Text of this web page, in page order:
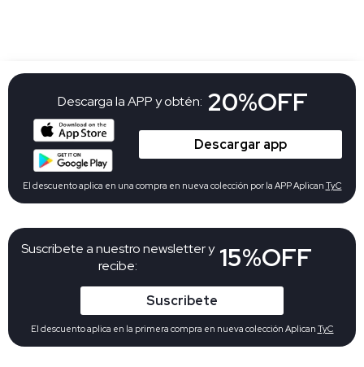
Suscribete a nuestro newsletter y
recibe:
15%OFF
Suscribete
El descuento aplica en la primera compra en nueva colección Aplican TyC
Descarga la APP y obtén: 20%OFF
Descargar app
El descuento aplica en una compra en nueva colección por la APP Aplican TyC